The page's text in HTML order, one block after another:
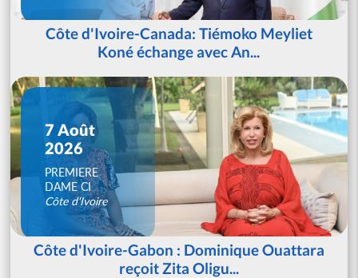
Côte d'Ivoire-Canada: Tiémoko Meyliet
Koné échange avec An...
7 Août
2026
PREMIERE
DAME CI
Côte d'Ivoire
Côte d'Ivoire-Gabon : Dominique Ouattara
reçoit Zita Oligu...